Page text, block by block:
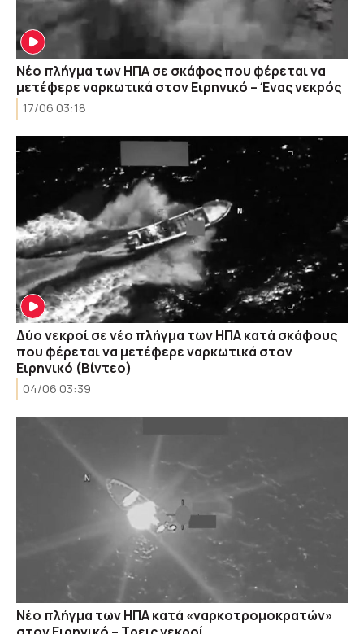
Νέο πλήγμα των ΗΠΑ σε σκάφος που φέρεται να
μετέφερε ναρκωτικά στον Ειρηνικό – Ένας νεκρός
17/06 03:18
Δύο νεκροί σε νέο πλήγμα των ΗΠΑ κατά σκάφους
που φέρεται να μετέφερε ναρκωτικά στον
Ειρηνικό (Βίντεο)
04/06 03:39
Νέο πλήγμα των ΗΠΑ κατά «ναρκοτρομοκρατών»